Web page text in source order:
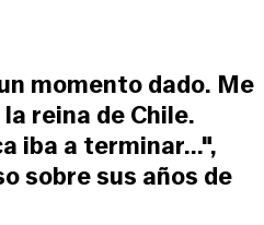
momento dado. Me
reina de Chile.
iba a terminar...",
sobre sus años de